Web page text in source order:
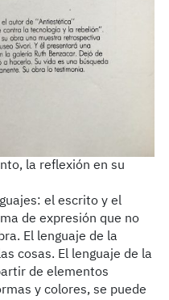
la reflexión en su
el escrito y el
de expresión que no
El lenguaje de la
cosas. El lenguaje de la
de elementos
y colores, se puede